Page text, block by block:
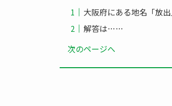
大阪府にある地名「放
解答は……
次のページへ